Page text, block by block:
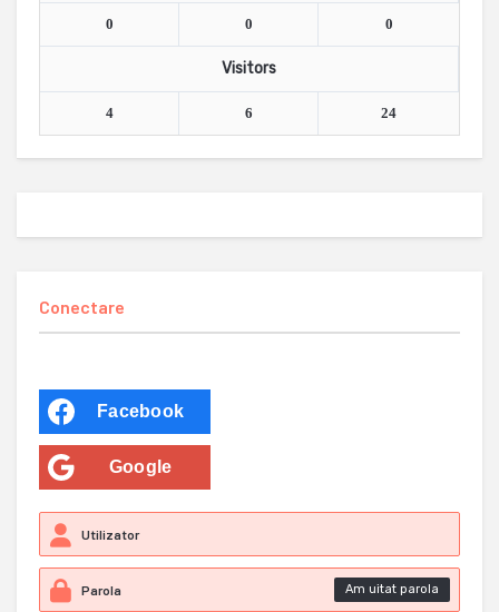
0 0 0
Visitors
4 6 24
Conectare
Facebook
Google
Am uitat parola